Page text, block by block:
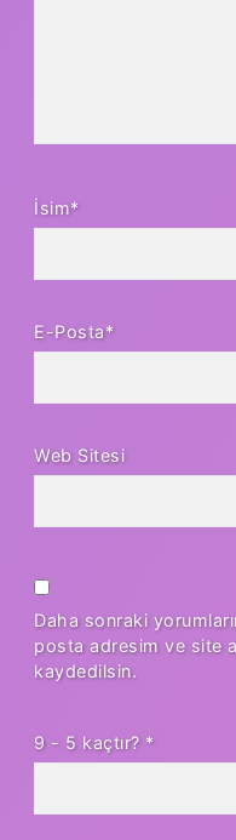
İsim*
E-Posta*
Web Sitesi
Daha sonraki
posta adresim ve site
kaydedilsin.
9 - 5 kaçtır? *